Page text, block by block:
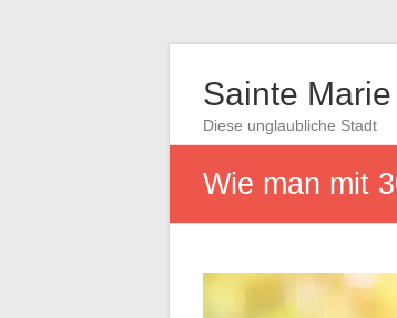
Sainte
Diese unglaubliche Stadt
Wie man mit